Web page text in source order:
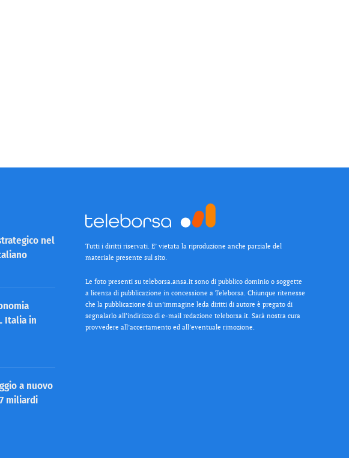
nel
Italia in
a nuovo
miliardi
Tutti i diritti riservati. E’ vietata la riproduzione anche parziale del
materiale presente sul sito.
Le foto presenti su teleborsa.ansa.it sono di pubblico dominio o soggette
a licenza di pubblicazione in concessione a Teleborsa. Chiunque ritenesse
che la pubblicazione di un’immagine leda diritti di autore è pregato di
segnalarlo all’indirizzo di e-mail redazione teleborsa.it. Sarà nostra cura
provvedere all’accertamento ed all’eventuale rimozione.